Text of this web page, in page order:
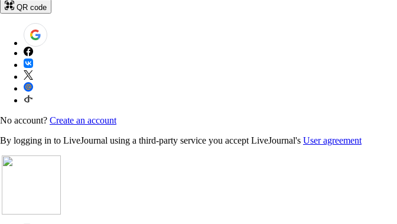
QR code
No account? Create an account
By logging in to LiveJournal using a third-party service you accept LiveJournal's User agreement